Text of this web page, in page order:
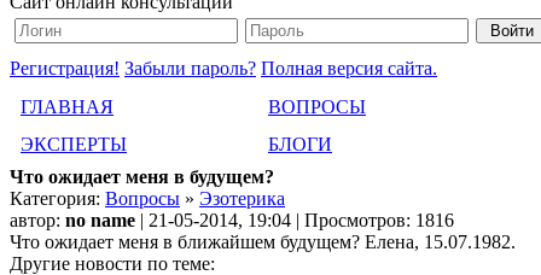
Регистрация! Забыли пароль? Полная версия сайта.
ГЛАВНАЯ
ВОПРОСЫ
ЭКСПЕРТЫ
БЛОГИ
Что ожидает меня в будущем?
Категория: Вопросы » Эзотерика
автор: no name | 21-05-2014, 19:04 | Просмотров: 1816
Что ожидает меня в ближайшем будущем? Елена, 15.07.1982.
Другие новости по теме: